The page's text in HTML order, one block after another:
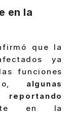
en la
que la
ya
funciones
algunas
en la